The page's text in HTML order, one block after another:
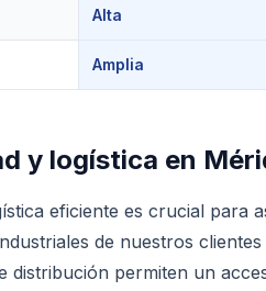
Alta
Amplia
y logística en
eficiente es crucial para
de nuestros
distribución permiten un